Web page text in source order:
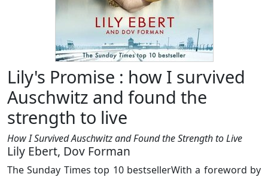
Lily's Promise : how I survived
Auschwitz and found the
strength to live
How I Survived Auschwitz and Found the Strength to Live
Lily Ebert, Dov Forman
The Sunday Times top 10 bestsellerWith a foreword by